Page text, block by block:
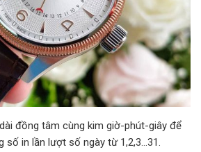
đồng tâm cùng kim giờ-phút-giây để
số in lần lượt số ngày từ 1,2,3…31.